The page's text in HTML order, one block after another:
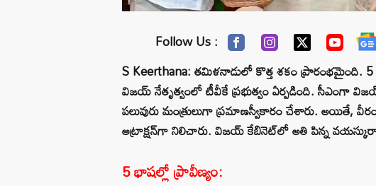
Follow Us :
S Keerthana: తమిళనాడులో కొత్త శకం ప్రారంభమైంది.
విజయ్ నేతృత్వంలో టీవీకే ప్రభుత్వం ఏర్పడింది. సీఎంగా
పలువురు మంత్రులుగా ప్రమాణస్వీకారం చేశారు. అయితే,
అట్రాక్షన్‌గా నిలిచారు. విజయ్ కేబినెట్‌లో అతి పిన్న
5 భాషల్లో ప్రావీణ్యం: